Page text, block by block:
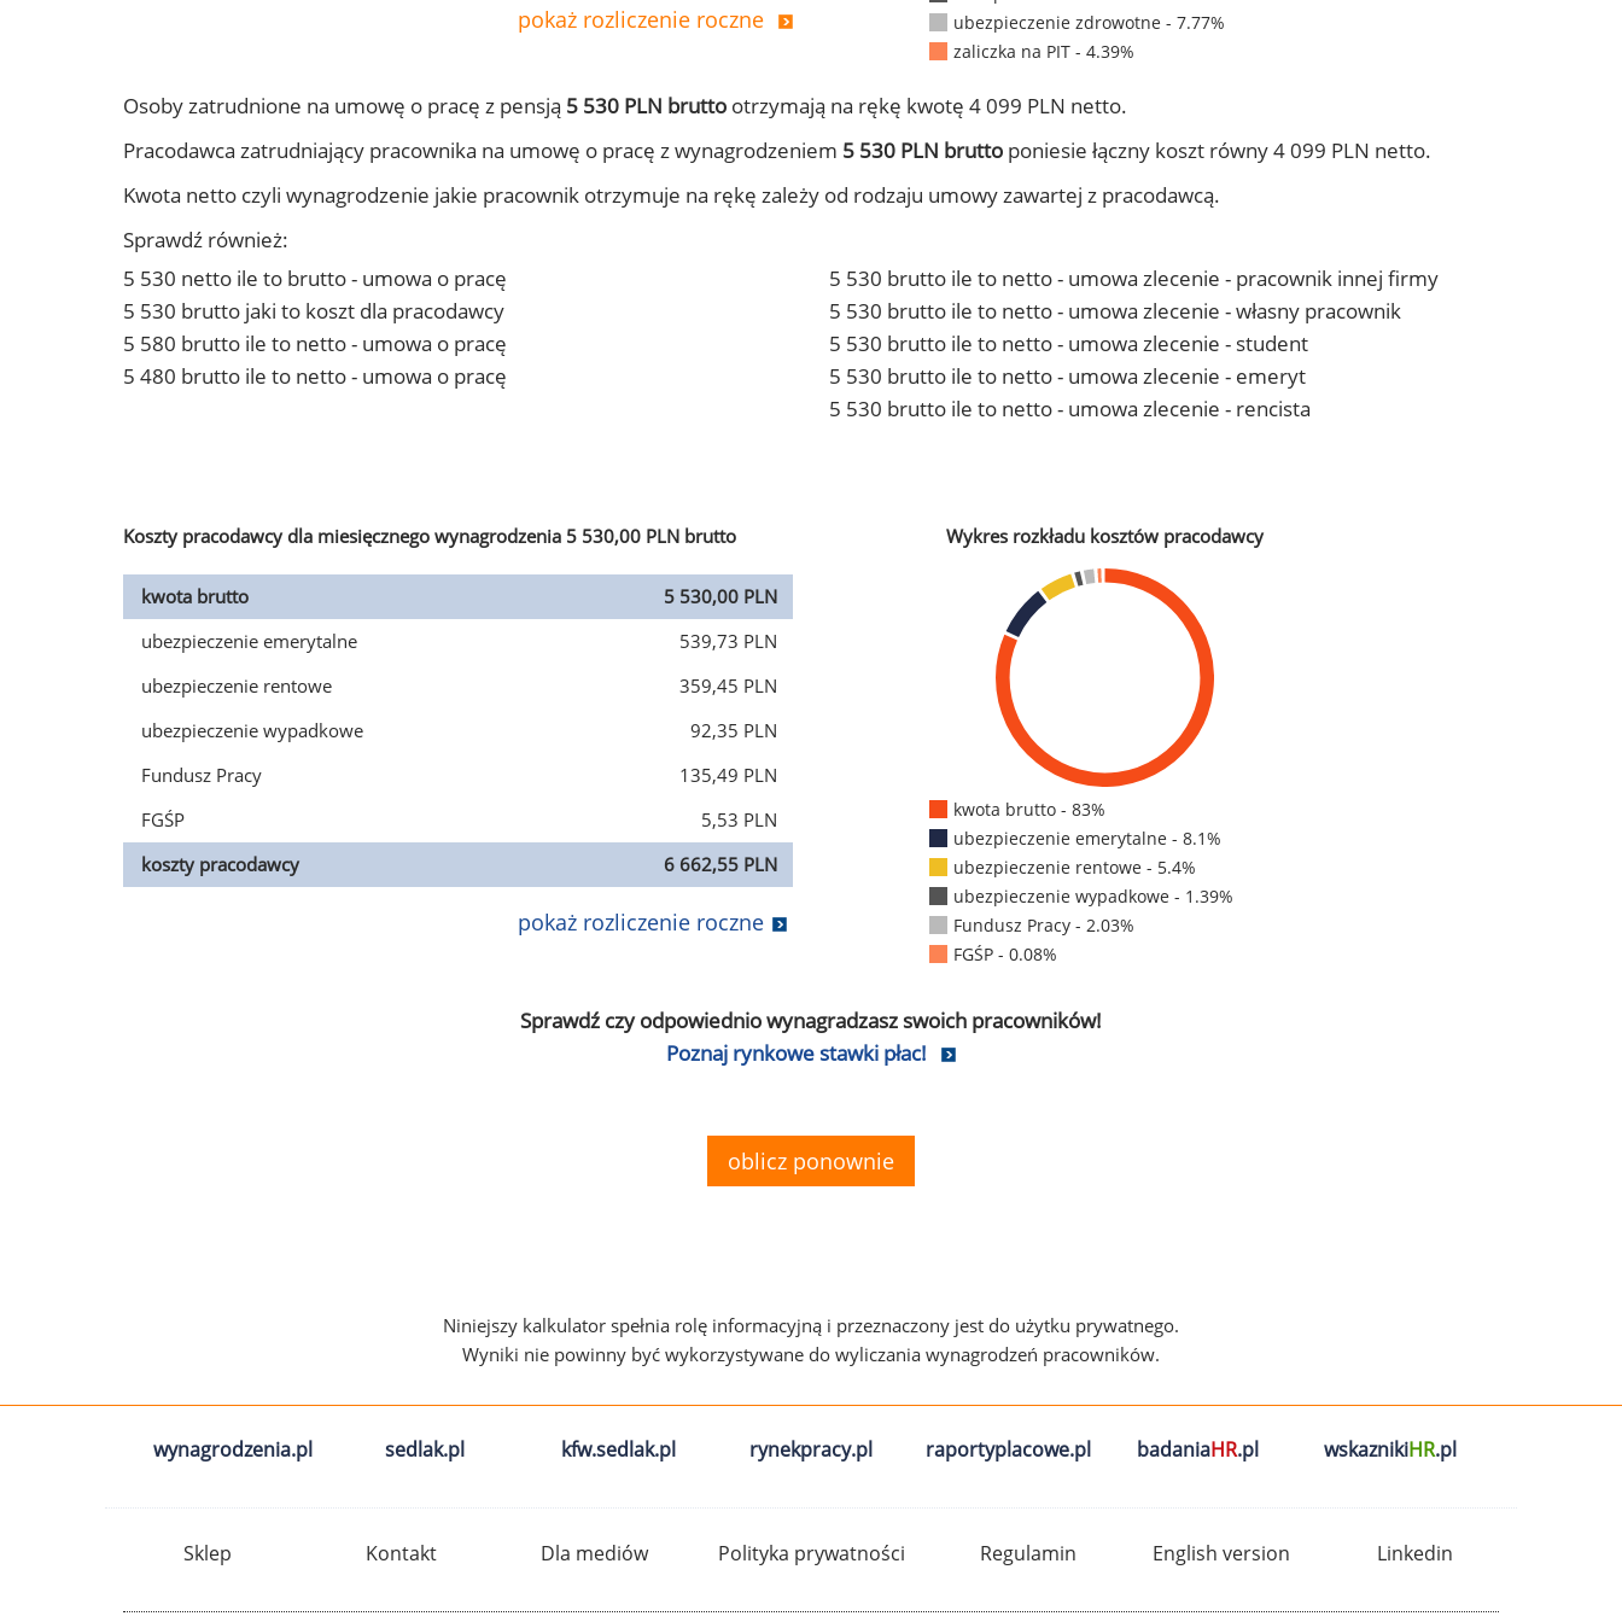
pokaż rozliczenie roczne
ubezpieczenie zdrowotne - 7.77%
zaliczka na PIT - 4.39%
Osoby zatrudnione na umowę o pracę z pensją 5 530 PLN brutto otrzymają na rękę kwotę 4 099 PLN netto.
Pracodawca zatrudniający pracownika na umowę o pracę z wynagrodzeniem 5 530 PLN brutto poniesie łączny koszt równy 4 099 PLN netto.
Kwota netto czyli wynagrodzenie jakie pracownik otrzymuje na rękę zależy od rodzaju umowy zawartej z pracodawcą.
Sprawdź również:
5 530 netto ile to brutto - umowa o pracę
5 530 brutto jaki to koszt dla pracodawcy
5 580 brutto ile to netto - umowa o pracę
5 480 brutto ile to netto - umowa o pracę
5 530 brutto ile to netto - umowa zlecenie - pracownik innej firmy
5 530 brutto ile to netto - umowa zlecenie - własny pracownik
5 530 brutto ile to netto - umowa zlecenie - student
5 530 brutto ile to netto - umowa zlecenie - emeryt
5 530 brutto ile to netto - umowa zlecenie - rencista
Koszty pracodawcy dla miesięcznego wynagrodzenia 5 530,00 PLN brutto
kwota brutto
5 530,00 PLN
ubezpieczenie emerytalne
539,73 PLN
ubezpieczenie rentowe
359,45 PLN
ubezpieczenie wypadkowe
92,35 PLN
Fundusz Pracy
135,49 PLN
FGŚP
5,53 PLN
koszty pracodawcy
6 662,55 PLN
pokaż rozliczenie roczne
Wykres rozkładu kosztów pracodawcy
kwota brutto - 83%
ubezpieczenie emerytalne - 8.1%
ubezpieczenie rentowe - 5.4%
ubezpieczenie wypadkowe - 1.39%
Fundusz Pracy - 2.03%
FGŚP - 0.08%
Sprawdź czy odpowiednio wynagradzasz swoich pracowników!
Poznaj rynkowe stawki płac!
oblicz ponownie
Niniejszy kalkulator spełnia rolę informacyjną i przeznaczony jest do użytku prywatnego.
Wyniki nie powinny być wykorzystywane do wyliczania wynagrodzeń pracowników.
wynagrodzenia.pl sedlak.pl kfw.sedlak.pl rynekpracy.pl raportyplacowe.pl badaniaHR.pl wskaznikiHR.pl
Sklep Kontakt Dla mediów Polityka prywatności Regulamin English version Linkedin